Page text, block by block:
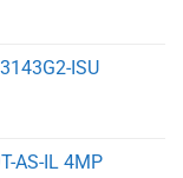
ISU
AS-IL 4MP